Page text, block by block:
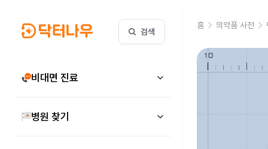
검색
비대면 진료
병원 찾기
홈 의약품 사전